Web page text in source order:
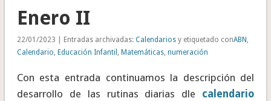
Enero II
22/01/2023 | Entradas archivadas: Calendariosy etiquetado conABN ,
Calendario, Educación Infantil , Matemáticas, numeración
Con esta entrada continuamos la descripción del
desarrollo de las rutinas diarias dle calendario